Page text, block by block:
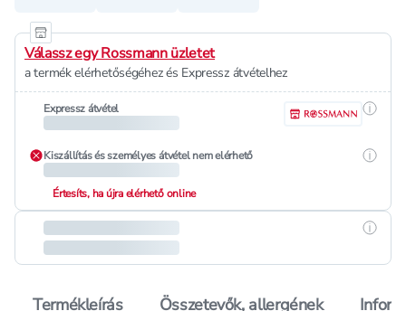
Válassz egy Rossmann üzletet
a termék elérhetőségéhez és Expressz átvételhez
Expressz átvétel
Kiszállítás és személyes átvétel nem elérhető
Értesíts, ha újra elérhető online
Termékleírás Összetevők, allergének